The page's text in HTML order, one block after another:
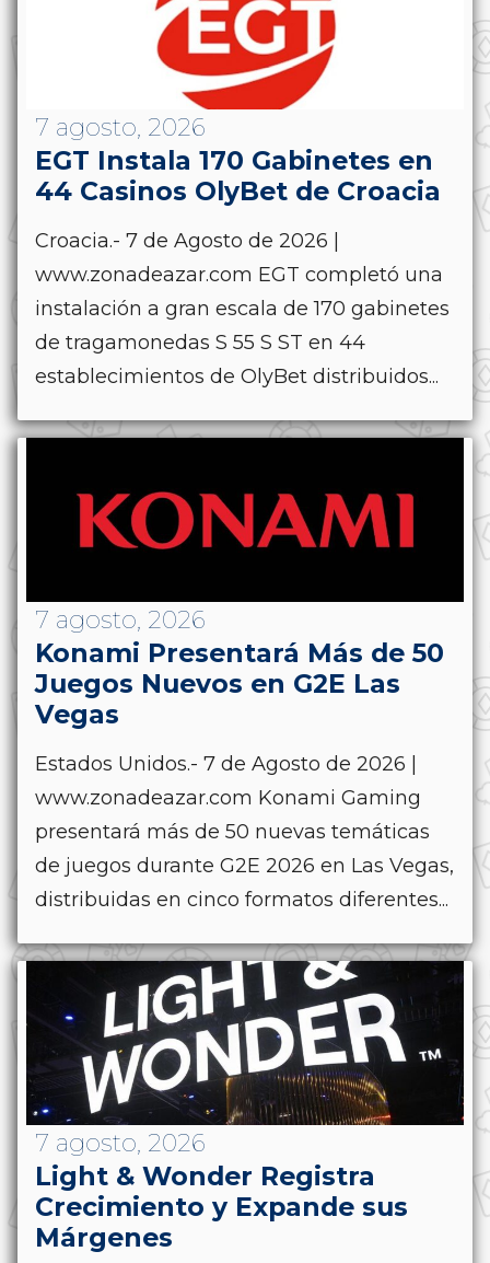
7 agosto, 2026
EGT Instala 170 Gabinetes en
44 Casinos OlyBet de Croacia
Croacia.- 7 de Agosto de 2026 |
www.zonadeazar.com EGT completó una
instalación a gran escala de 170 gabinetes
de tragamonedas S 55 S ST en 44
establecimientos de OlyBet distribuidos...
7 agosto, 2026
Konami Presentará Más de 50
Juegos Nuevos en G2E Las
Vegas
Estados Unidos.- 7 de Agosto de 2026 |
www.zonadeazar.com Konami Gaming
presentará más de 50 nuevas temáticas
de juegos durante G2E 2026 en Las Vegas,
distribuidas en cinco formatos diferentes...
7 agosto, 2026
Light & Wonder Registra
Crecimiento y Expande sus
Márgenes